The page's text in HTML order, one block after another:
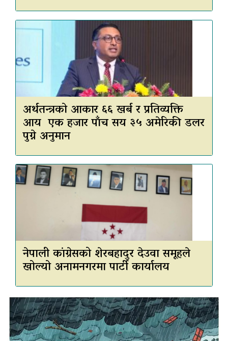
अर्थतन्त्रको आकार ६६ खर्ब र प्रतिव्यक्ति
आय एक हजार पाँच सय ३५ अमेरिकी डलर
पुग्ने अनुमान
नेपाली कांग्रेसको शेरबहादुर देउवा समूहले
खोल्यो अनामनगरमा पार्टी कार्यालय